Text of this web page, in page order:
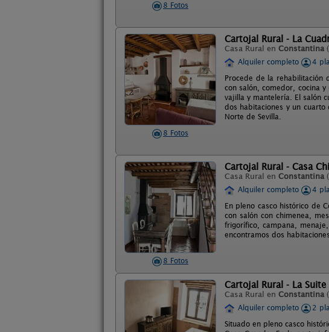
8 Fotos
8 Fotos
Cartojal Rural - La
Casa Rural en Constantina
Alquiler completo
4
Procede de la rehabilitación
con salón, comedor, cocina
vajilla y mantelería. El salón
dos habitaciones y un
Norte de Sevilla.
8 Fotos
Cartojal Rural - Casa
Casa Rural en Constantina
Alquiler completo
4
En pleno casco histórico de
con salón con chimenea,
frigorífico, campana,
encontramos dos
Cartojal Rural - La Suite
Casa Rural en Constantina
Alquiler completo
2
Situado en pleno casco